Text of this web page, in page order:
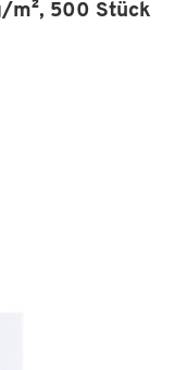
m², 500 Stück